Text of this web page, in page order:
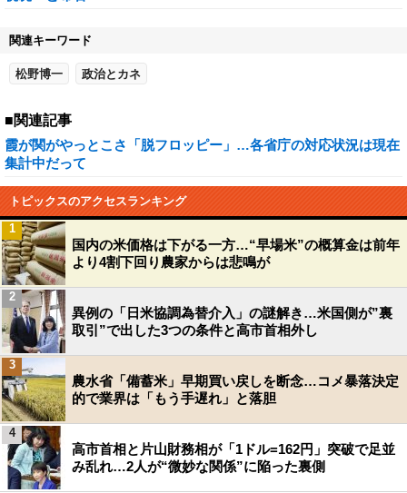
関連キーワード
松野博一 政治とカネ
■関連記事
霞が関がやっとこさ「脱フロッピー」…各省庁の対応状況は現在
集計中だって
トピックスのアクセスランキング
国内の米価格は下がる一方…“早場米”の概算金は前年
より4割下回り農家からは悲鳴が
1
異例の「日米協調為替介入」の謎解き…米国側が”裏
取引”で出した3つの条件と高市首相外し
2
農水省「備蓄米」早期買い戻しを断念…コメ暴落決定
的で業界は「もう手遅れ」と落胆
3
高市首相と片山財務相が「1ドル=162円」突破で足並
み乱れ…2人が“微妙な関係”に陥った裏側
4